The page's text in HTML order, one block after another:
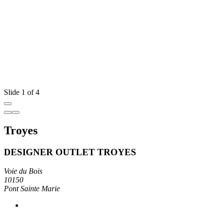
Slide 1 of 4
Troyes
DESIGNER OUTLET TROYES
Voie du Bois
10150
Pont Sainte Marie